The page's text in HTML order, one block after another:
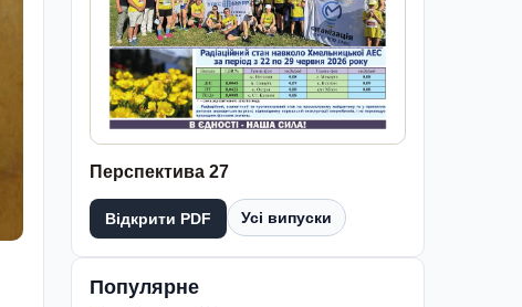
Перспектива 27
Відкрити PDF Усі випуски
Популярне